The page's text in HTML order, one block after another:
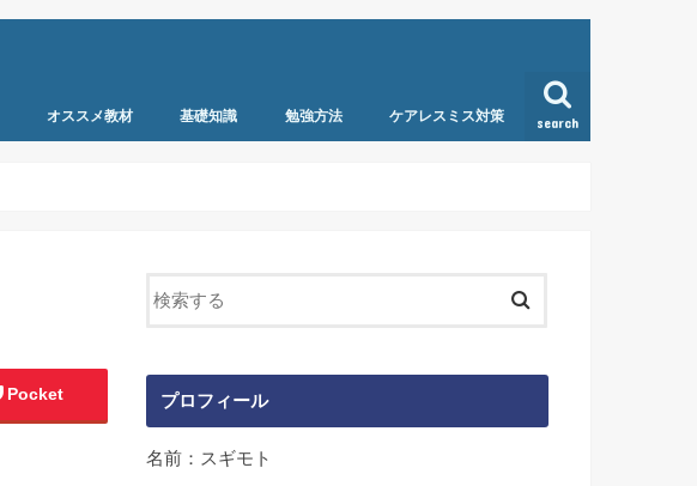
search
オススメ教材 基礎知識 勉強方法 ケアレスミス対策
Pocket プロフィール
名前：スギモト